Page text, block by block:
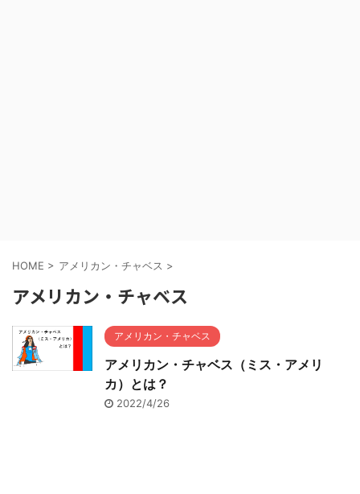
HOME > アメリカン・チャベス >
アメリカン・チャベス
アメリカン・チャベス
アメリカン・チャベス（ミス・アメリ
カ）とは？
2022/4/26